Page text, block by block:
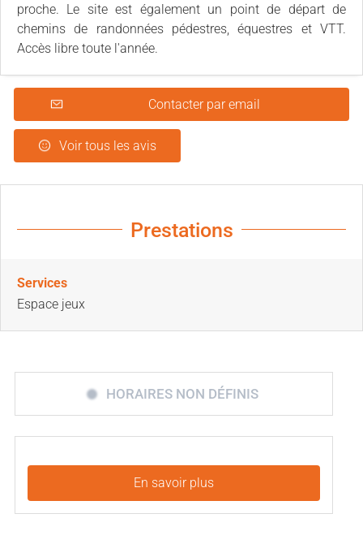
proche. Le site est également un point de départ de
chemins de randonnées pédestres, équestres et VTT.
Accès libre toute l'année.
Contacter par email
Voir tous les avis
Prestations
Services
Espace jeux
HORAIRES NON DÉFINIS
En savoir plus